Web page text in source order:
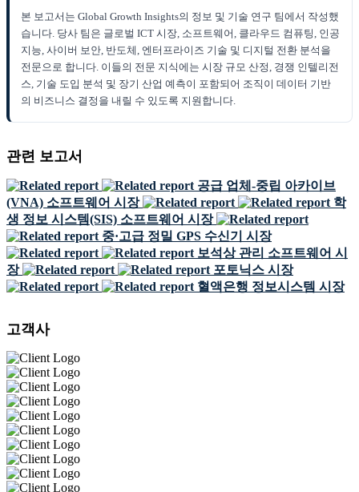
본 보고서는 Global Growth Insights의 정보 및 기술 연구 팀에서 작성했
습니다. 당사 팀은 글로벌 ICT 시장, 소프트웨어, 클라우드 컴퓨팅, 인공
지능, 사이버 보안, 반도체, 엔터프라이즈 기술 및 디지털 전환 분석을
전문으로 합니다. 이들의 전문 지식에는 시장 규모 산정, 경쟁 인텔리전
스, 기술 도입 분석 및 장기 산업 예측이 포함되어 조직이 데이터 기반
의 비즈니스 결정을 내릴 수 있도록 지원합니다.
관련 보고서
공급 업체-중립 아카이브
(VNA) 소프트웨어 시장
학
생 정보 시스템(SIS) 소프트웨어 시장
중·고급 정밀 GPS 수신기 시장
보석상 관리 소프트웨어 시
장
포토닉스 시장
혈액은행 정보시스템 시장
고객사